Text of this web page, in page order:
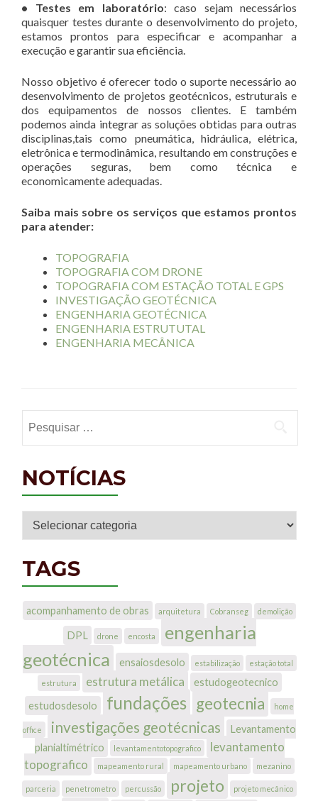
• Testes em laboratório: caso sejam necessários
quaisquer testes durante o desenvolvimento do projeto,
estamos prontos para especificar e acompanhar a
execução e garantir sua eficiência.
Nosso objetivo é oferecer todo o suporte necessário ao
desenvolvimento de projetos geotécnicos, estruturais e
dos equipamentos de nossos clientes. E também
podemos ainda integrar as soluções obtidas para outras
disciplinas,tais como pneumática, hidráulica, elétrica,
eletrônica e termodinâmica, resultando em construções e
operações seguras, bem como técnica e
economicamente adequadas.
Saiba mais sobre os serviços que estamos prontos
para atender:
TOPOGRAFIA
TOPOGRAFIA COM DRONE
TOPOGRAFIA COM ESTAÇÃO TOTAL E GPS
INVESTIGAÇÃO GEOTÉCNICA
ENGENHARIA GEOTÉCNICA
ENGENHARIA ESTRUTUTAL
ENGENHARIA MECÂNICA
NOTÍCIAS
Notícias
TAGS
acompanhamento de obras arquitetura Cobranseg demolição
DPL drone encosta
engenharia
geotécnica
ensaiosdesolo estabilização estação total
estrutura estrutura metálica
estudogeotecnico
estudosdesolo
fundações geotecnia home
office investigações geotécnicas
Levantamento
planialtimétrico
levantamentotopografico
levantamento
topografico
mapeamento rural mapeamento urbano mezanino
parceria penetrometro percussão projeto projeto mecânico